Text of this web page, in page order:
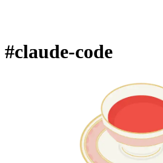
#claude-code